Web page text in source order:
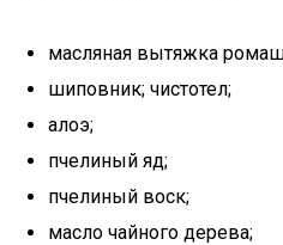
масляная вытяжка
шиповник; чистотел;
алоэ;
пчелиный яд;
пчелиный воск;
масло чайного дерева;